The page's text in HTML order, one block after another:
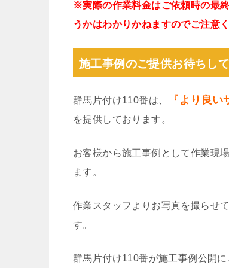
※実際の作業料金はご依頼時の最
うかはわかりかねますのでご注意く
施工事例のご提供お待ちし
群馬片付け110番は、 『より良
を提供しております。
お客様から施工事例として作業現
ます。
作業スタッフよりお写真を撮らせ
す。
群馬片付け110番が施工事例公開